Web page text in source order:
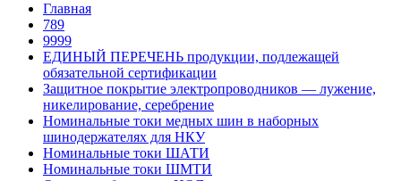
Главная
789
9999
ЕДИНЫЙ ПЕРЕЧЕНЬ продукции, подлежащей
обязательной сертификации
Защитное покрытие электропроводников — лужение,
никелирование, серебрение
Номинальные токи медных шин в наборных
шинодержателях для НКУ
Номинальные токи ШАТИ
Номинальные токи ШМТИ